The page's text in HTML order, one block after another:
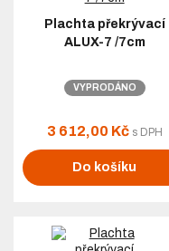
Plachta překrývací
ALUX-7 /7cm
VYPRODÁNO
3 612,00 Kč s DPH
Do košíku